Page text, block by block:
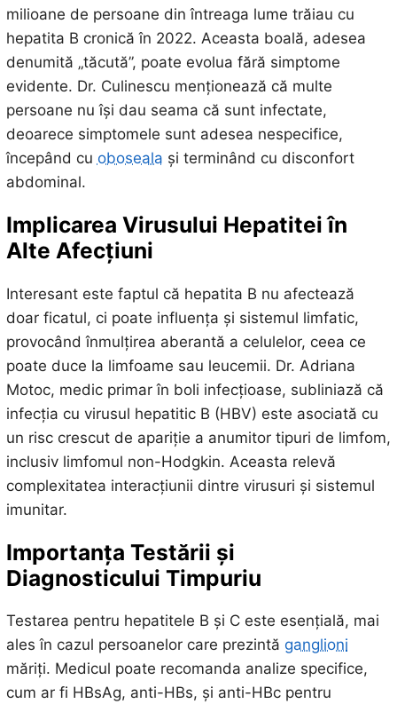
milioane de persoane din întreaga lume trăiau cu
hepatita B cronică în 2022. Aceasta boală, adesea
denumită „tăcută”, poate evolua fără simptome
evidente. Dr. Culinescu menționează că multe
persoane nu își dau seama că sunt infectate,
deoarece simptomele sunt adesea nespecifice,
începând cu oboseala și terminând cu disconfort
abdominal.
Implicarea Virusului Hepatitei în
Alte Afecțiuni
Interesant este faptul că hepatita B nu afectează
doar ficatul, ci poate influența și sistemul limfatic,
provocând înmulțirea aberantă a celulelor, ceea ce
poate duce la limfoame sau leucemii. Dr. Adriana
Motoc, medic primar în boli infecțioase, subliniază că
infecția cu virusul hepatitic B (HBV) este asociată cu
un risc crescut de apariție a anumitor tipuri de limfom,
inclusiv limfomul non-Hodgkin. Aceasta relevă
complexitatea interacțiunii dintre virusuri și sistemul
imunitar.
Importanța Testării și
Diagnosticului Timpuriu
Testarea pentru hepatitele B și C este esențială, mai
ales în cazul persoanelor care prezintă ganglioni
măriți. Medicul poate recomanda analize specifice,
cum ar fi HBsAg, anti-HBs, și anti-HBc pentru